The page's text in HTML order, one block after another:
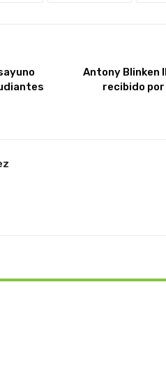
Antony Blinken
recibido por